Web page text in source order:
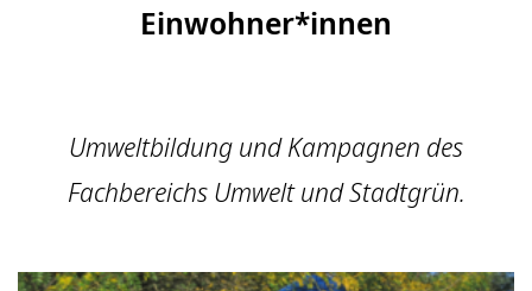
Einwohner*innen
Umweltbildung und Kampagnen des
Fachbereichs Umwelt und Stadtgrün.